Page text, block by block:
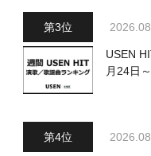
USEN
月24日